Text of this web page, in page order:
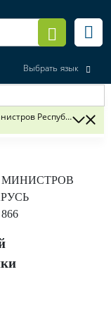
Выбрать язык
Республики
МИНИСТРОВ